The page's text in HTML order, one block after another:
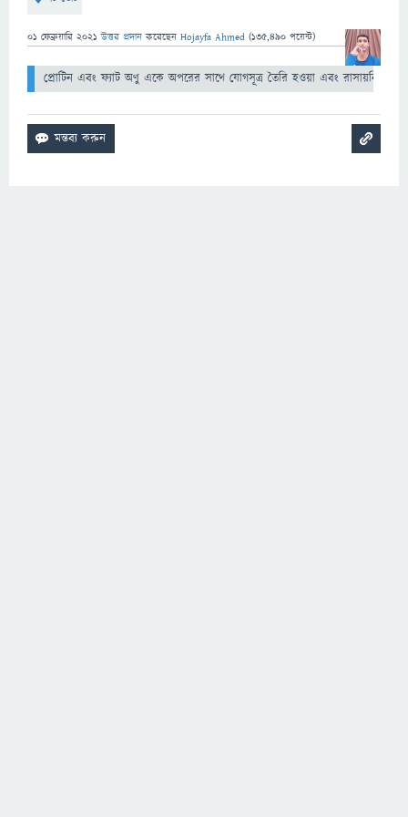
01 ফেব্রুয়ারি 2021 উত্তর প্রদান করেছেন Hojayfa Ahmed (135,490 পয়েন্ট)
প্রোটিন এবং ফ্যাট অণু একে অপরের সাথে যোগসূত্র তৈরি হওয়া এবং রাসায়নিক